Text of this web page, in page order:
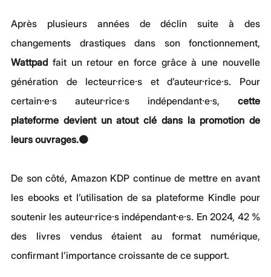
Après plusieurs années de déclin suite à des
Wattpad fait un retour en force grâce à une nouvelle
génération de lecteur·rice·s et d’auteur·rice·s. Pour
certain·e·s auteur·rice·s indépendant·e·s, cette
plateforme devient un atout clé dans la promotion de
leurs ouvrages.🟠
De son côté, Amazon KDP continue de mettre en avant
les ebooks et l’utilisation de sa plateforme Kindle pour
soutenir les auteur·rice·s indépendant·e·s. En 2024, 42 %
des livres vendus étaient au format numérique,
confirmant l’importance croissante de ce support.